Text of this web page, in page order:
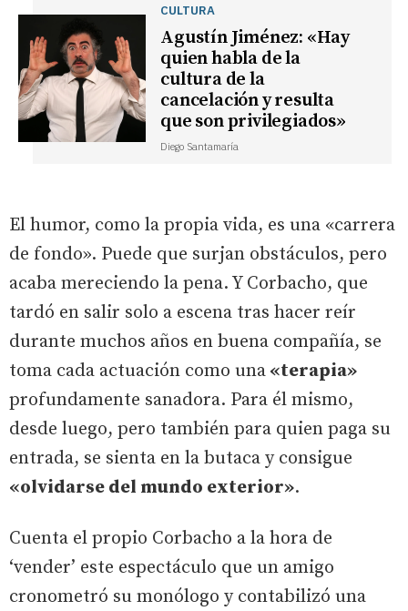
CULTURA
Agustín Jiménez: «Hay
quien habla de la
cultura de la
cancelación y resulta
que son privilegiados»
Diego Santamaría
El humor, como la propia vida, es una «carrera
de fondo». Puede que surjan obstáculos, pero
acaba mereciendo la pena. Y Corbacho, que
tardó en salir solo a escena tras hacer reír
durante muchos años en buena compañía, se
toma cada actuación como una «terapia»
profundamente sanadora. Para él mismo,
desde luego, pero también para quien paga su
entrada, se sienta en la butaca y consigue
«olvidarse del mundo exterior».
Cuenta el propio Corbacho a la hora de
‘vender’ este espectáculo que un amigo
cronometró su monólogo y contabilizó una